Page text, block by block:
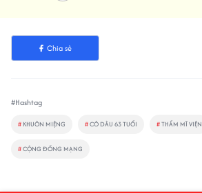
Chia sẻ
#Hashtag
# KHUÔN MIỆNG #CÔ DÂU 63 TUỔI #THẨM MĨ VIỆN
#CỘNG ĐỒNG MẠNG